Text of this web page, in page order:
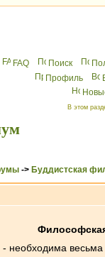
FAQ Поиск
Профиль
В этом
-> Буддистская
- необходима